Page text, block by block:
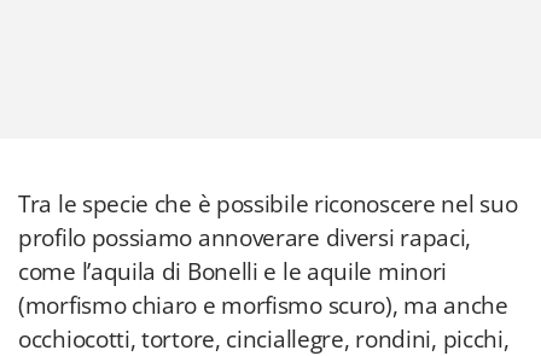
Tra le specie che è possibile riconoscere nel suo
profilo possiamo annoverare diversi rapaci,
come l’aquila di Bonelli e le aquile minori
(morfismo chiaro e morfismo scuro), ma anche
occhiocotti, tortore, cinciallegre, rondini, picchi,